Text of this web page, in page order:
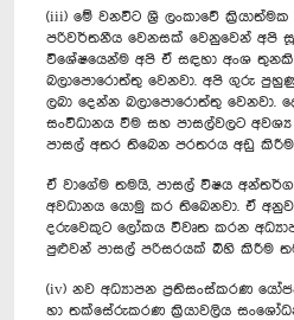
(iii) මේ වනවිට ශ්‍රී ලංකාවේ
පරිවර්තනීය වෙනසක් වෙනුවෙන් අපි
වි‍ශේෂයෙන්ම අපි ඒ සඳහා අංශ
බලාපොරොත්තු වෙනවා. අපි ගුරු
ලබා දෙන්න බලාපොරොත්තු වෙනවා.
සංවිධානය වීම සහ පාසල්වලට
පාසල් අතර තිබෙන පරතරය අඩු
ඒ වාගේම තමයි, පාසල් විෂය
අවධානය යොමු කර තිබෙනවා. ඒ
දරුවෙකුට ලෝකය විවෘත කරන
පුළුවන් පාසල් පරිසරයක් බිහි කිරීම
(iv) නව අධ්‍යාපන ප්‍රතිසංස්කරණ
හා තක්සේරුකරණ ක්‍රියාවලිය